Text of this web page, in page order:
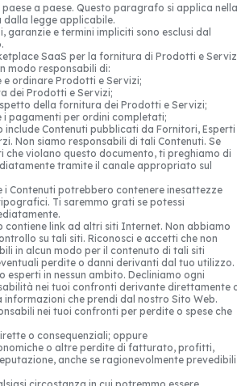
a paese. Questo paragrafo si applica nella
dalla legge applicabile.
garanzie e termini impliciti sono esclusi dal
SaaS per la fornitura di Prodotti e
modo responsabili di:
e ordinare Prodotti e Servizi;
dei Prodotti e Servizi;
della fornitura dei Prodotti e Servizi;
i pagamenti per ordini completati;
include Contenuti pubblicati da Fornitori, Esperti
Non siamo responsabili di tali Contenuti. Se
che violano questo documento, ti preghiamo di
tramite il canale appropriato sul
i Contenuti potrebbero contenere inesattezze
Ti saremmo grati se potessi
contiene link ad altri siti Internet. Non abbiamo
su tali siti. Riconosci e accetti che non
in alcun modo per il contenuto di tali siti
perdite o danni derivanti dal tuo utilizzo.
esperti in nessun ambito. Decliniamo ogni
nei tuoi confronti derivante direttamente
che prendi dal nostro Sito Web.
nei tuoi confronti per perdite o spese che
o consequenziali; oppure
o altre perdite di fatturato, profitti,
anche se ragionevolmente prevedibili